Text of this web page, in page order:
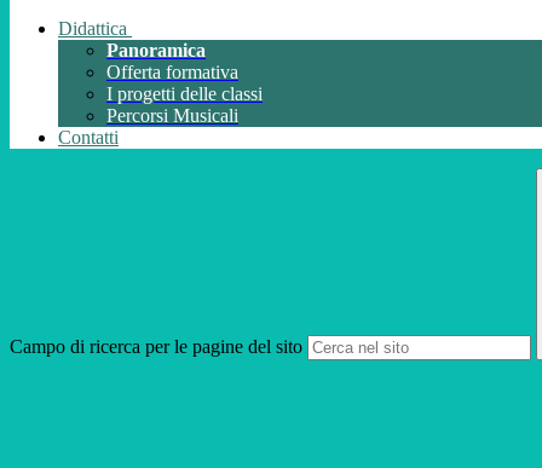
Didattica
Panoramica
Offerta formativa
I progetti delle classi
Percorsi Musicali
Contatti
Campo di ricerca per le pagine del sito